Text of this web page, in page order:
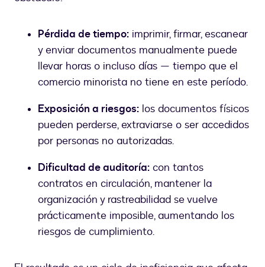
Pérdida de tiempo: imprimir, firmar, escanear
y enviar documentos manualmente puede
llevar horas o incluso días — tiempo que el
comercio minorista no tiene en este período.
Exposición a riesgos: los documentos físicos
pueden perderse, extraviarse o ser accedidos
por personas no autorizadas.
Dificultad de auditoría: con tantos
contratos en circulación, mantener la
organización y rastreabilidad se vuelve
prácticamente imposible, aumentando los
riesgos de cumplimiento.